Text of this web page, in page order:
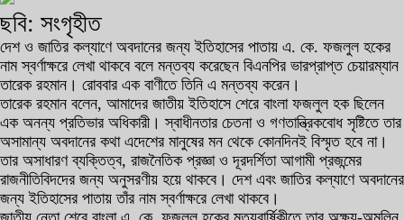
ছবি: সংগৃহীত
দেশ ও জাতির কল্যাণে অবদানের জন্য ইতিহাসের পাতায় এ. কে. ফজলুল হকের
নাম স্বর্ণাক্ষরে লেখা থাকবে বলে মন্তব্য করেছেন বিএনপির ভারপ্রাপ্ত চেয়ারম্যান
তারেক রহমান। রোববার এক বাণীতে তিনি এ মন্তব্য করেন।
তারেক রহমান বলেন, আমাদের জাতীয় ইতিহাসে শেরে বাংলা ফজলুল হক ছিলেন
এক অনন্য প্রতিভার অধিকারী। স্বাধীনতার চেতনা ও গণতান্ত্রিকবোধ সৃষ্টিতে তার
অসামান্য অবদানের কথা এদেশের মানুষের মন থেকে কোনদিনই বিস্মৃত হবে না।
তার অসাধারণ ব্যক্তিত্ব, রাজনৈতিক প্রজ্ঞা ও দূরদর্শিতা আগামী প্রজন্মের
রাজনীতিবিদদের জন্য অনুসরণীয় হয়ে থাকবে। দেশ এবং জাতির কল্যাণে অবদানের
জন্য ইতিহাসের পাতায় তাঁর নাম স্বর্ণাক্ষরে লেখা থাকবে।